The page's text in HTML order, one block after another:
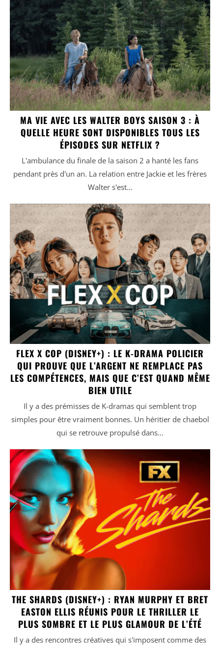
MA VIE AVEC LES WALTER BOYS SAISON 3 : À
QUELLE HEURE SONT DISPONIBLES TOUS LES
ÉPISODES SUR NETFLIX ?
L'ambulance du finale de la saison 2 a hanté les fans
pendant près d'un an. La relation entre Jackie et les frères
Walter s'est...
FLEX X COP (DISNEY+) : LE K-DRAMA POLICIER
QUI PROUVE QUE L’ARGENT NE REMPLACE PAS
LES COMPÉTENCES, MAIS QUE C’EST QUAND MÊME
BIEN UTILE
Il y a des prémisses de K-dramas qui semblent trop
simples pour être vraiment bonnes. Un héritier de chaebol
qui se retrouve propulsé dans...
THE SHARDS (DISNEY+) : RYAN MURPHY ET BRET
EASTON ELLIS RÉUNIS POUR LE THRILLER LE
PLUS SOMBRE ET LE PLUS GLAMOUR DE L’ÉTÉ
Il y a des rencontres créatives qui s'imposent comme des